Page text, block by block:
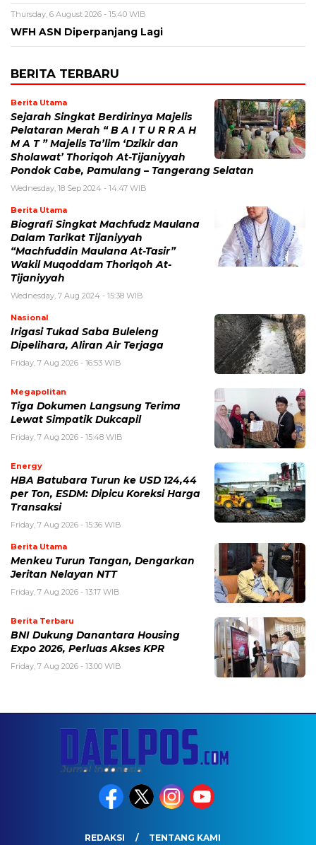
Thursday, 6 August 2026 - 15:40 WIB
WFH ASN Diperpanjang Lagi
BERITA TERBARU
Berita Utama
Sejarah Singkat Berdirinya Majelis
Pelataran Merah “ B A I T U R R A H
M A T ” Majelis Ta’lim ‘Dzikir dan
Sholawat’ Thoriqoh At-Tijaniyyah
Pondok Cabe, Pamulang – Tangerang Selatan
Wednesday, 18 Sep 2024 - 14:47 WIB
Berita Utama
Biografi Singkat Machfudz Maulana
Dalam Tarikat Tijaniyyah
“Machfuddin Maulana At-Tasir”
Wakil Muqoddam Thoriqoh At-
Tijaniyyah
Wednesday, 7 Aug 2024 - 15:38 WIB
Nasional
Irigasi Tukad Saba Buleleng
Dipelihara, Aliran Air Terjaga
Friday, 7 Aug 2026 - 16:53 WIB
Megapolitan
Tiga Dokumen Langsung Terima
Lewat Simpatik Dukcapil
Friday, 7 Aug 2026 - 15:48 WIB
Energy
HBA Batubara Turun ke USD 124,44
per Ton, ESDM: Dipicu Koreksi Harga
Transaksi
Friday, 7 Aug 2026 - 15:36 WIB
Berita Utama
Menkeu Turun Tangan, Dengarkan
Jeritan Nelayan NTT
Friday, 7 Aug 2026 - 13:17 WIB
Berita Terbaru
BNI Dukung Danantara Housing
Expo 2026, Perluas Akses KPR
Friday, 7 Aug 2026 - 13:00 WIB
REDAKSI TENTANG KAMI